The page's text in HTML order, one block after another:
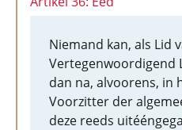
Niemand kan, als Lid
Vertegenwoordigend
dan na, alvoorens, in
Voorzitter der
deze reeds